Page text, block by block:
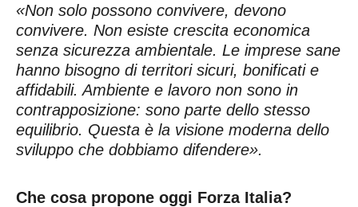
«Non solo possono convivere, devono
convivere. Non esiste crescita economica
senza sicurezza ambientale. Le imprese sane
hanno bisogno di territori sicuri, bonificati e
affidabili. Ambiente e lavoro non sono in
contrapposizione: sono parte dello stesso
equilibrio. Questa è la visione moderna dello
sviluppo che dobbiamo difendere».
Che cosa propone oggi Forza Italia?